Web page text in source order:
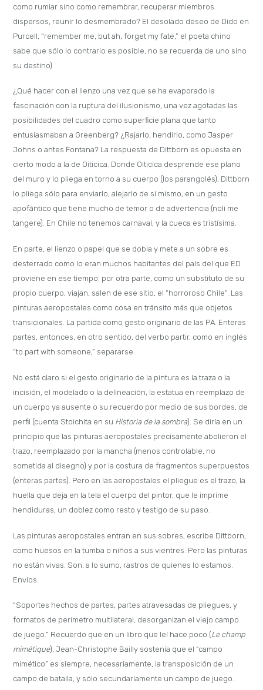
como rumiar sino como remembrar, recuperar miembros
dispersos, reunir lo desmembrado? El desolado deseo de Dido en
Purcell, “remember me, but ah, forget my fate,” el poeta chino
sabe que sólo lo contrario es posible, no se recuerda de uno sino
su destino)
¿Qué hacer con el lienzo una vez que se ha evaporado la
fascinación con la ruptura del ilusionismo, una vez agotadas las
posibilidades del cuadro como superficie plana que tanto
entusiasmaban a Greenberg? ¿Rajarlo, hendirlo, como Jasper
Johns o antes Fontana? La respuesta de Dittborn es opuesta en
cierto modo a la de Oiticica. Donde Oiticica desprende ese plano
del muro y lo pliega en torno a su cuerpo (los parangolés), Dittborn
lo pliega sólo para enviarlo, alejarlo de sí mismo, en un gesto
apofántico que tiene mucho de temor o de advertencia (noli me
tangere). En Chile no tenemos carnaval, y la cueca es tristísima.
En parte, el lienzo o papel que se dobla y mete a un sobre es
desterrado como lo eran muchos habitantes del país del que ED
proviene en ese tiempo; por otra parte, como un substituto de su
propio cuerpo, viajan, salen de ese sitio, el “horroroso Chile”. Las
pinturas aeropostales como cosa en tránsito más que objetos
transicionales. La partida como gesto originario de las PA. Enteras
partes, entonces, en otro sentido, del verbo partir, como en inglés
“to part with someone,” separarse.
No está claro si el gesto originario de la pintura es la traza o la
incisión, el modelado o la delineación, la estatua en reemplazo de
un cuerpo ya ausente o su recuerdo por medio de sus bordes, de
perfil (cuenta Stoichita en su Historia de la sombra). Se diría en un
principio que las pinturas aeropostales precisamente abolieron el
trazo, reemplazado por la mancha (menos controlable, no
sometida al disegno) y por la costura de fragmentos superpuestos
(enteras partes). Pero en las aeropostales el pliegue es el trazo, la
huella que deja en la tela el cuerpo del pintor, que le imprime
hendiduras, un doblez como resto y testigo de su paso.
Las pinturas aeropostales entran en sus sobres, escribe Dittborn,
como huesos en la tumba o niños a sus vientres. Pero las pinturas
no están vivas. Son, a lo sumo, rastros de quienes lo estamos.
Envíos.
“Soportes hechos de partes, partes atravesadas de pliegues, y
formatos de perímetro multilateral, desorganizan el viejo campo
de juego.” Recuerdo que en un libro que leí hace poco (Le champ
mimétique), Jean-Christophe Bailly sostenía que el “campo
mimético” es siempre, necesariamente, la transposición de un
campo de batalla, y sólo secundariamente un campo de juego.